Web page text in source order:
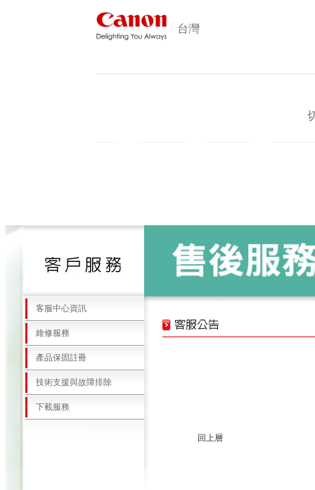
台灣
客服中心資訊
維修服務
產品保固註冊
技術支援與故障排除
下載服務
回上層